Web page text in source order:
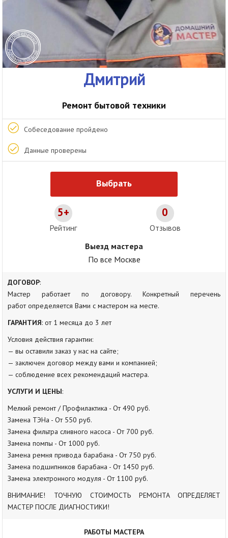
Дмитрий
Ремонт бытовой техники
Собеседование пройдено
Данные проверены
Выбрать
5+
Рейтинг
0
Отзывов
Выезд мастера
По все Москве
ДОГОВОР:
Мастер работает по договору. Конкретный перечень
работ определяется Вами с мастером на месте.
ГАРАНТИЯ: от 1 месяца до 3 лет
Условия действия гарантии:
— вы оставили заказ у нас на сайте;
— заключен договор между вами и компанией;
— соблюдение всех рекомендаций мастера.
УСЛУГИ И ЦЕНЫ :
Мелкий ремонт / Профилактика - От 490 руб.
Замена ТЭНа - От 550 руб.
Замена фильтра сливного насоса - От 700 руб.
Замена помпы - От 1000 руб.
Замена ремня привода барабана - От 750 руб.
Замена подшипников барабана - От 1450 руб.
Замена электронного модуля - От 1100 руб.
ВНИМАНИЕ! ТОЧНУЮ СТОИМОСТЬ РЕМОНТА ОПРЕДЕЛЯЕТ
МАСТЕР ПОСЛЕ ДИАГНОСТИКИ!
РАБОТЫ МАСТЕРА